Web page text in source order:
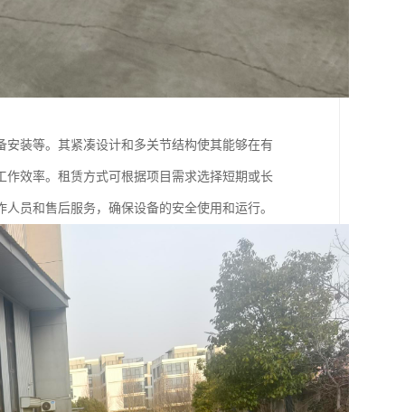
装等。其紧凑设计和多关节结构使其能够在有
效率。租赁方式可根据项目需求选择短期或长
员和售后服务，确保设备的安全使用和运行。